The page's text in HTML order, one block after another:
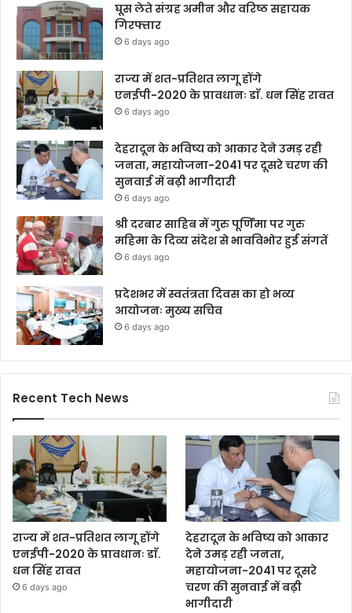
घूस लेते संग्रह अमीन और वरिष्ठ सहायक
गिरफ्तार
6 days ago
राज्य में शत-प्रतिशत लागू होंगे
एनईपी-2020 के प्रावधानः डाॅ. धन सिंह रावत
6 days ago
देहरादून के भविष्य को आकार देने उमड़ रही
जनता, महायोजना-2041 पर दूसरे चरण की
सुनवाई में बढ़ी भागीदारी
6 days ago
श्री दरबार साहिब में गुरु पूर्णिमा पर गुरु
महिमा के दिव्य संदेश से भावविभोर हुई संगतें
6 days ago
प्रदेशभर में स्वतंत्रता दिवस का हो भव्य
आयोजनः मुख्य सचिव
6 days ago
Recent Tech News
राज्य में शत-प्रतिशत लागू होंगे
एनईपी-2020 के प्रावधानः डाॅ.
धन सिंह रावत
6 days ago
देहरादून के भविष्य को आकार
देने उमड़ रही जनता,
महायोजना-2041 पर दूसरे
चरण की सुनवाई में बढ़ी
भागीदारी